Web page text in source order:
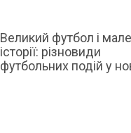
Великий футбол і
історії: різновиди
футбольних подій у